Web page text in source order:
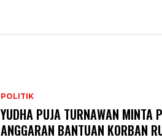
POLITIK
YUDHA PUJA TURNAWAN MINTA
ANGGARAN BANTUAN KORBAN